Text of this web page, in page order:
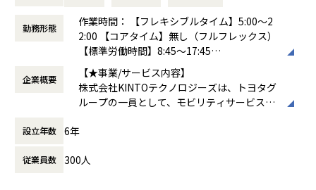
「コスト削減額が年間1000万円弱の見込みに！「宅配コスト
削減」と「業務の効率化」2つの課題を同時に解決！ 』アッ
プル引越センター様
https://www.hacobell.com/case_studies/v5ayh8ubqo7
物流業務のデジタル化・自動化を加速させるためのSaaSプロ
現在、「配車管理」「配車計画」「動態管理」、そして2024
▼配属先となる配車計画システムG エンジニアのインタビュ
ーはこちら①
https://note.com/hacobell/n/n2d873ca7971c?magazin
e_key=mee1111c9f9cf
▼配属先となる配車計画システムG エンジニアのインタビュ
https://note.com/hacobell/n/n169ca16fd0b9?magazin
e_key=mee1111c9f9cf
▼開発組織の体制について／VPoE・VPoTのインタビューは
ンツ群（ユーザー訴求コンテンツ）になるため、ビジネス部
門およびサイト改善チーム等のステークホルダーのニーズや
期待を正確に把握し、それを実現するための開発が主な業務
また『 KINTO ONE 中古車 』のサービスが継続的に成長して
いる事、また変化が著しいお客様のニーズにいち早く応える
ためのスピード感のある開発が求められるため、それを技術
的なアプローチで達成する事も期待されています。
具体的な業務内容
勤務形態
作業時間： 【フレキシブルタイム】5:00～2
2:00 【コアタイム】無し（フルフレックス）
【標準労働時間】8:45～17:45
働き方：
フルフレックス制
時間外労働の有無： 有（月平均11時間）
休憩時間： 60分
企業概要
【★事業/サービス内容】
株式会社KINTOテクノロジーズは、トヨタグ
ループの一員として、モビリティサービスを
主な事業内容には、自動車のサブスクリプシ
モビリティサービス「my route」の開発・運
設立年数 6年
従業員数 300人